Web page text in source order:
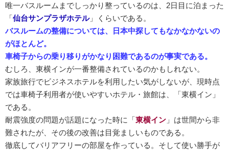
唯一バスルームまでしっかり整っているのは、2日目に泊まった
「仙台サンプラザホテル」くらいである。
バスルームの整備については、日本中探してもなかなかないの
がほとんど。
車椅子からの乗り移りがかなり困難であるのが事実である。
むしろ、東横インが一番整備されているのかもしれない。
家族旅行でビジネスホテルを利用したい気がしないが、現時点
では車椅子利用者が使いやすいホテル・旅館は、「東横イン」
である。
耐震強度の問題が話題になった時に「東横イン 」は世間から非
難されたが、その後の改善は目覚ましいものである。
徹底してバリアフリーの部屋を作っている。そして使い勝手が